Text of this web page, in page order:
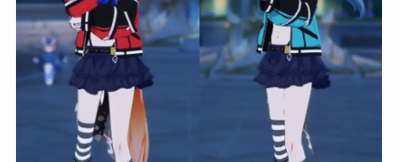
GameBanana
Faruzan Manhattan Cafe Costume Mod